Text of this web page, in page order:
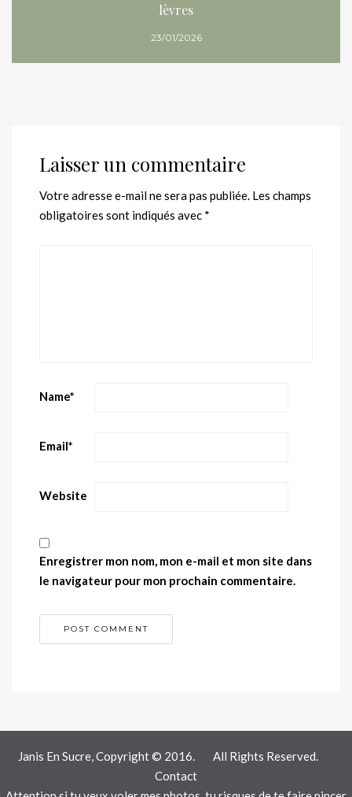
lèvres
23/01/2026
Laisser un commentaire
Votre adresse e-mail ne sera pas publiée. Les champs
obligatoires sont indiqués avec *
Name*
Email*
Website
Enregistrer mon nom, mon e-mail et mon site dans
le navigateur pour mon prochain commentaire.
Janis En Sucre, Copyright © 2016.
All Rights Reserved.
Contact